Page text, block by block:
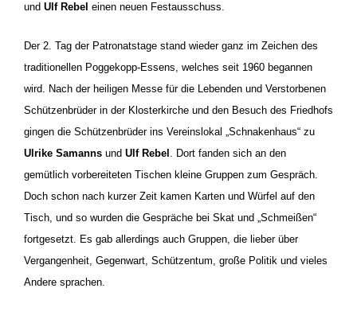
und Ulf Rebel einen neuen Festausschuss.
Der 2. Tag der Patronatstage stand wieder ganz im Zeichen des
traditionellen Poggekopp-Essens, welches seit 1960 begannen
wird. Nach der heiligen Messe für die Lebenden und Verstorbenen
Schützenbrüder in der Klosterkirche und den Besuch des Friedhofs
gingen die Schützenbrüder ins Vereinslokal „Schnakenhaus“ zu
Ulrike Samanns und Ulf Rebel . Dort fanden sich an den
gemütlich vorbereiteten Tischen kleine Gruppen zum Gespräch.
Doch schon nach kurzer Zeit kamen Karten und Würfel auf den
Tisch, und so wurden die Gespräche bei Skat und „Schmeißen“
fortgesetzt. Es gab allerdings auch Gruppen, die lieber über
Vergangenheit, Gegenwart, Schützentum, große Politik und vieles
Andere sprachen.